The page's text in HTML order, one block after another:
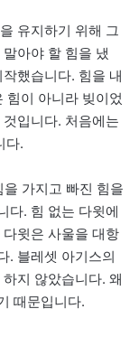
유지하기 위해 그
아야 할 힘을 냈
했습니다. 힘을 내
힘이 아니라 빚이었
입니다. 처음에는
다.
가지고 빠진 힘을
다. 힘 없는 다윗에
윗은 사울을 대항
. 블레셋 아기스의
지 않았습니다. 왜
때문입니다.